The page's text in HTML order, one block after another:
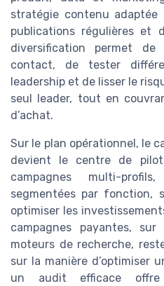
stratégie contenu
publications régulières et
diversification permet
contact, de tester
leadership et de lisser le
seul leader, tout en
d’achat.
Sur le plan opérationnel, le
devient le centre de
campagnes multi-
segmentées par fonction,
optimiser les
campagnes payantes,
moteurs de recherche,
sur la manière d’optimiser
un audit efficace